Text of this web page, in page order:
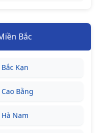
Bắc
Bắc Kạn
Cao Bằng
Hà Nam